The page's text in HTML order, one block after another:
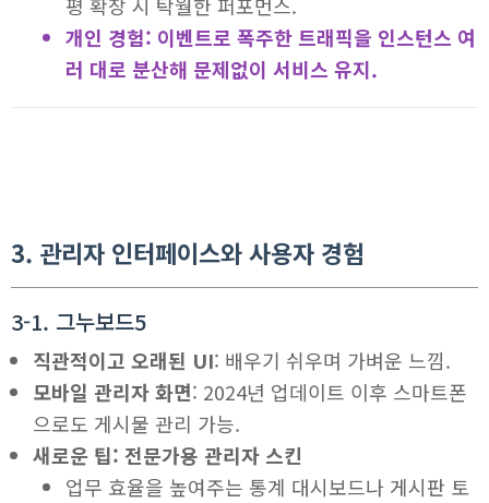
개인 경험: 이벤트로 폭주한 트래픽을 인스턴스 여
러 대로 분산해 문제없이 서비스 유지.
3. 관리자 인터페이스와 사용자 경험
3-1. 그누보드5
직관적이고 오래된 UI: 배우기 쉬우며 가벼운 느낌.
모바일 관리자 화면: 2024년 업데이트 이후 스마트폰
으로도 게시물 관리 가능.
새로운 팁: 전문가용 관리자 스킨
업무 효율을 높여주는 통계 대시보드나 게시판 토